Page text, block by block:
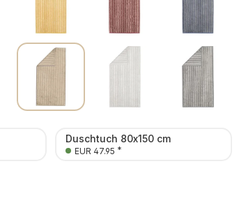
Duschtuch 80x150 cm
EUR 47.95 *